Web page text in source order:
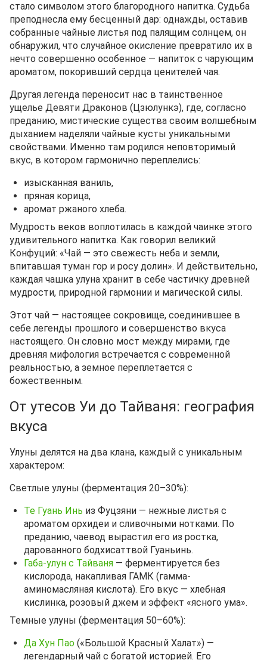
стало символом этого благородного напитка. Судьба
преподнесла ему бесценный дар: однажды, оставив
собранные чайные листья под палящим солнцем, он
обнаружил, что случайное окисление превратило их в
нечто совершенно особенное — напиток с чарующим
ароматом, покоривший сердца ценителей чая.
Другая легенда переносит нас в таинственное
ущелье Девяти Драконов (Цзюлункэ), где, согласно
преданию, мистические существа своим волшебным
дыханием наделяли чайные кусты уникальными
свойствами. Именно там родился неповторимый
вкус, в котором гармонично переплелись:
изысканная ваниль,
пряная корица,
аромат ржаного хлеба.
Мудрость веков воплотилась в каждой чаинке этого
удивительного напитка. Как говорил великий
Конфуций: «Чай — это свежесть неба и земли,
впитавшая туман гор и росу долин». И действительно,
каждая чашка улуна хранит в себе частичку древней
мудрости, природной гармонии и магической силы.
Этот чай — настоящее сокровище, соединившее в
себе легенды прошлого и совершенство вкуса
настоящего. Он словно мост между мирами, где
древняя мифология встречается с современной
реальностью, а земное переплетается с
божественным.
От утесов Уи до Тайваня: география
вкуса
Улуны делятся на два клана, каждый с уникальным
характером:
Светлые улуны (ферментация 20–30%):
Те Гуань Инь из Фуцзяни — нежные листья с
ароматом орхидеи и сливочными нотками. По
преданию, чаевод вырастил его из ростка,
дарованного бодхисаттвой Гуаньинь.
Габа-улун с Тайваня — ферментируется без
кислорода, накапливая ГАМК (гамма-
аминомасляная кислота). Его вкус — хлебная
кислинка, розовый джем и эффект «ясного ума».
Темные улуны (ферментация 50–60%):
Да Хун Пао («Большой Красный Халат») —
легендарный чай с богатой историей. Его